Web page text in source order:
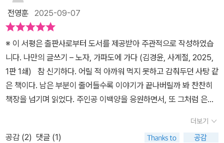
가 일러 주는 생태적 지혜 “가장 훌륭한 것은 물과 같습니다. 물은 만
물을 섬길 뿐 만물과 다투지 않고, 사람들이 싫어하는 낮은 곳에 거합
백양은 가파도 해안가에 잔뜩 쌓인 해양 쓰레기들을 마주한다. 이웃
들이 부지런히 쓰레기를 치우지만, 멀리서부터 파도를 타고 떠밀려오
는 쓰레기들은 치워도 치워도 끝이 없다. 인간이 버린 쓰레기들이 바
다의 생태계를 파괴하고, 이는 다시 바다에 의지해 살아가는 어부와
해녀를 비롯한 가파도 주민들의 생활을 위협하고 있었다. 노자는 최
고의 선이 물과 같다고 했다. 물은 모든 것을 섬기고, 만물과 다투지
않으며, 낮은 곳에 임하기 때문이다. 낮은 곳으로 향한 물은 바다를 이
행위처럼 책의 구석구석을 만지고 다시 보았다. 본래 한 그림이었던
것이 앞뒤 표지 두 개의 그림처럼 나뉘어 있고, 자전거 대여소에서 선
물 받은 자전거, 청보리, 유채, 현무암 돌담, 그리고 나비와 놀고 있는
먹자인지 놀 자인지 달리자인지 모를 고양이 한 마리.. 앗 맞다. 고양
이 색을 보면 맞출 수 있는데... ^^ 재미있게 잘 읽었다. 책을 읽는 내
내 이 책에 잘 머물렀다는 생각이 들어서 책을 완전히 내려놓기 전 가
파도에 내가 머문 듯 책에 시선을 머물러보았다. 노자의 은퇴 후 삶은
참 신기했다. 꼬리에 꼬리를 물고 가파도에 머물 이유가 생기는 마법
같은 일들이 너무 부러웠다고 할까? 오래 연락이 없던 친구가 불러
전영훈 2025-09-07
※ 이 서평은 출판사로부터 도서를 제공받아 주관적으로 작성하였습
니다. 나만의 글쓰기 – 노자, 가파도에 가다 (김경윤, 사계절, 2025,
1판 1쇄) 참 신기하다. 어릴 적 아까워 먹지 못하고 감춰두던 사탕 같
은 책이다. 남은 부분이 줄어들수록 이야기가 끝나버릴까 봐 찬찬히
책장을 넘기며 읽었다. 주인공 이백양을 응원하면서, 또 그처럼 은퇴
느낌이다. 은퇴는 끝이 아님을, 지금 내 삶이 결코 잘못된 것이 아님을
깨닫게 되어서다. 학교는 디지털화하고, 도서관은 사라진다는 가정.
더보기
공감 (2) 댓글 (1)